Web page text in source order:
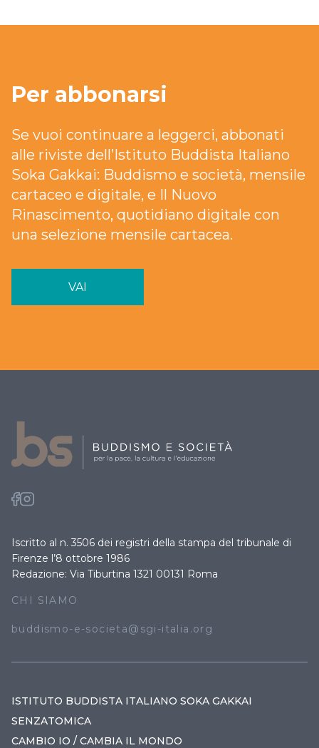
Per abbonarsi
Se vuoi continuare a leggerci, abbonati
alle riviste dell’Istituto Buddista Italiano
Soka Gakkai: Buddismo e società, mensile
cartaceo e digitale, e Il Nuovo
Rinascimento, quotidiano digitale con
una selezione mensile cartacea.
VAI
Iscritto al n. 3506 dei registri della stampa del tribunale di
Firenze l’8 ottobre 1986
Redazione: Via Tiburtina 1321 00131 Roma
CHI SIAMO
buddismo-e-societa@sgi-italia.org
ISTITUTO BUDDISTA ITALIANO SOKA GAKKAI
SENZATOMICA
CAMBIO IO / CAMBIA IL MONDO